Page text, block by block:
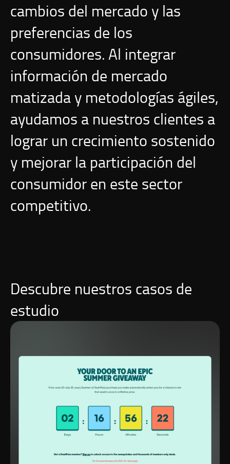
cambios del mercado y las
preferencias de los
consumidores. Al integrar
información de mercado
matizada y metodologías ágiles,
ayudamos a nuestros clientes a
lograr un crecimiento sostenido
y mejorar la participación del
consumidor en este sector
competitivo.
Descubre nuestros casos de
estudio